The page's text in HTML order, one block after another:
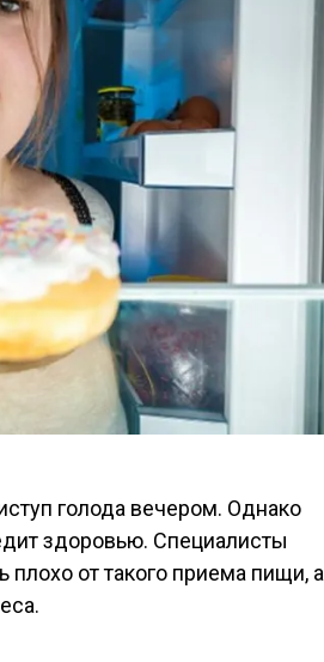
голода вечером. Однако
здоровью. Специалисты
плохо от такого приема пищи, а